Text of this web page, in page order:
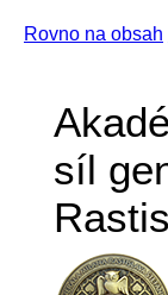
Rovno na obsah
síl